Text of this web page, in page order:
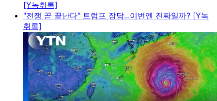
[Y녹취록]
"전쟁 곧 끝난다" 트럼프 장담...이번엔 진짜일까? [Y녹
취록]